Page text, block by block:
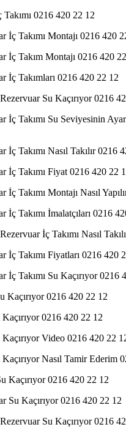
0216 420 22 12
İç Takımı Montajı 0216 420
İç Takım Montajı 0216 420
İç Takımları 0216 420 22 12
Su Kaçırıyor 0216
İç Takımı Su Seviyesinin
İç Takımı Nasıl Takılır 0216
İç Takımı Fiyat 0216 420 22
İç Takımı Montajı Nasıl
İç Takımı İmalatçıları 0216
İç Takımı Nasıl
İç Takımı Fiyatları 0216 420
İç Takımı Su Kaçırıyor 0216
Kaçırıyor 0216 420 22 12
0216 420 22 12
Video 0216 420 22
Nasıl Tamir Ederim
Kaçırıyor 0216 420 22 12
Su Kaçırıyor 0216 420 22 12
Su Kaçırıyor 0216